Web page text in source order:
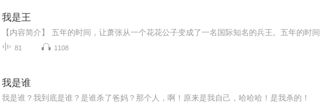
我是王
81 1108
我是谁
我是谁？我到底是谁？是谁杀了爸妈？那个人，啊！原来是我自己，哈哈哈！是我杀的！